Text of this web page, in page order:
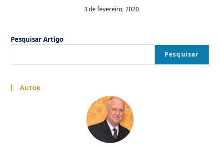
3 de fevereiro, 2020
Pesquisar Artigo
Pesquisar
Autor